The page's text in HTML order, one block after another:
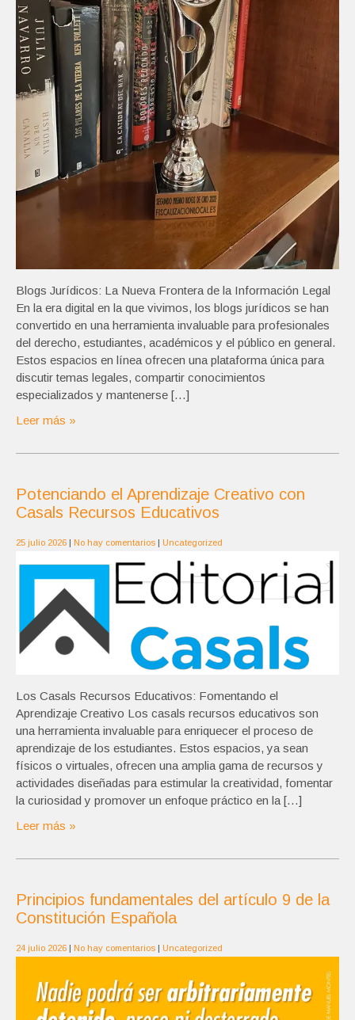
Blogs Jurídicos: La Nueva Frontera de la Información Legal
En la era digital en la que vivimos, los blogs jurídicos se han
convertido en una herramienta invaluable para profesionales
del derecho, estudiantes, académicos y el público en general.
Estos espacios en línea ofrecen una plataforma única para
discutir temas legales, compartir conocimientos
especializados y mantenerse […]
Leer más »
Potenciando el Aprendizaje Creativo con
Casals Recursos Educativos
25 julio 2026 | No hay comentarios | Uncategorized
Los Casals Recursos Educativos: Fomentando el
Aprendizaje Creativo Los casals recursos educativos son
una herramienta invaluable para enriquecer el proceso de
aprendizaje de los estudiantes. Estos espacios, ya sean
físicos o virtuales, ofrecen una amplia gama de recursos y
actividades diseñadas para estimular la creatividad, fomentar
la curiosidad y promover un enfoque práctico en la […]
Leer más »
Principios fundamentales del artículo 9 de la
Constitución Española
24 julio 2026 | No hay comentarios | Uncategorized